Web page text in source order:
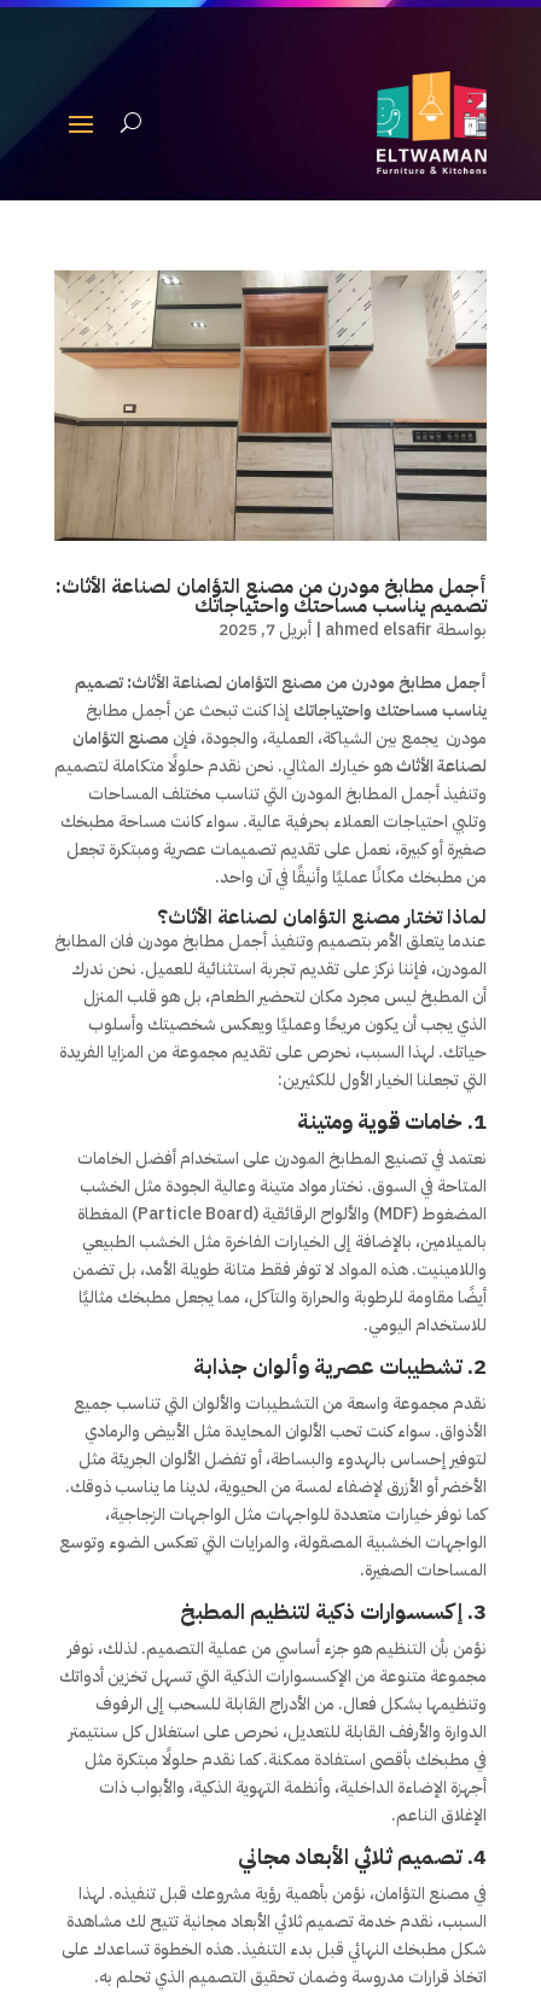
أجمل مطابخ مودرن من مصنع التؤامان لصناعة الأثاث:
تصميم يناسب مساحتك واحتياجاتك
بواسطة ahmed elsafir
| أبريل 7, 2025
أجمل مطابخ مودرن من مصنع التؤامان لصناعة الأثاث: تصميم
يناسب مساحتك واحتياجاتكإذا كنت تبحث عن أجمل مطابخ
مودرن يجمع بين الشياكة، العملية، والجودة، فإن مصنع التؤامان
لصناعة الأثاثهو خيارك المثالي. نحن نقدم حلولًا متكاملة لتصميم
وتنفيذ أجمل المطابخ المودرن التي تناسب مختلف المساحات
وتلبي احتياجات العملاء بحرفية عالية. سواء كانت مساحة مطبخك
صغيرة أو كبيرة، نعمل على تقديم تصميمات عصرية ومبتكرة تجعل
من مطبخك مكانًا عمليًا وأنيقًا في آن واحد.
لماذا تختار مصنع التؤامان لصناعة الأثاث؟
عندما يتعلق الأمر بتصميم وتنفيذ أجمل مطابخ مودرن فان المطابخ
المودرن، فإننا نركز على تقديم تجربة استثنائية للعميل. نحن ندرك
أن المطبخ ليس مجرد مكان لتحضير الطعام، بل هو قلب المنزل
الذي يجب أن يكون مريحًا وعمليًا ويعكس شخصيتك وأسلوب
حياتك. لهذا السبب، نحرص على تقديم مجموعة من المزايا الفريدة
التي تجعلنا الخيار الأول للكثيرين:
1. خامات قوية ومتينة
نعتمد في تصنيع المطابخ المودرن على استخدام أفضل الخامات
المتاحة في السوق. نختار مواد متينة وعالية الجودة مثل الخشب
المضغوط (MDF) والألواح الرقائقية (Particle Board) المغطاة
بالميلامين، بالإضافة إلى الخيارات الفاخرة مثل الخشب الطبيعي
واللامينيت. هذه المواد لا توفر فقط متانة طويلة الأمد، بل تضمن
أيضًا مقاومة للرطوبة والحرارة والتآكل، مما يجعل مطبخك مثاليًا
للاستخدام اليومي.
2. تشطيبات عصرية وألوان جذابة
نقدم مجموعة واسعة من التشطيبات والألوان التي تناسب جميع
الأذواق. سواء كنت تحب الألوان المحايدة مثل الأبيض والرمادي
لتوفير إحساس بالهدوء والبساطة، أو تفضل الألوان الجريئة مثل
الأخضر أو الأزرق لإضفاء لمسة من الحيوية، لدينا ما يناسب ذوقك.
كما نوفر خيارات متعددة للواجهات مثل الواجهات الزجاجية،
الواجهات الخشبية المصقولة، والمرايات التي تعكس الضوء وتوسع
المساحات الصغيرة.
3. إكسسوارات ذكية لتنظيم المطبخ
نؤمن بأن التنظيم هو جزء أساسي من عملية التصميم. لذلك، نوفر
مجموعة متنوعة من الإكسسوارات الذكية التي تسهل تخزين أدواتك
وتنظيمها بشكل فعال. من الأدراج القابلة للسحب إلى الرفوف
الدوارة والأرفف القابلة للتعديل، نحرص على استغلال كل سنتيمتر
في مطبخك بأقصى استفادة ممكنة. كما نقدم حلولًا مبتكرة مثل
أجهزة الإضاءة الداخلية، وأنظمة التهوية الذكية، والأبواب ذات
الإغلاق الناعم.
4. تصميم ثلاثي الأبعاد مجاني
في مصنع التؤامان، نؤمن بأهمية رؤية مشروعك قبل تنفيذه. لهذا
السبب، نقدم خدمة تصميم ثلاثي الأبعاد مجانية تتيح لك مشاهدة
شكل مطبخك النهائي قبل بدء التنفيذ. هذه الخطوة تساعدك على
اتخاذ قرارات مدروسة وضمان تحقيق التصميم الذي تحلم به.